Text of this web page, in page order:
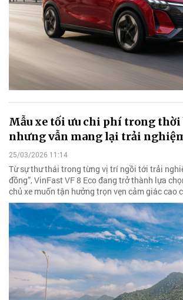
Mẫu xe tối ưu chi phí trong thời
nhưng vẫn mang lại trải
25/03/2026 11:14
Từ sự thư thái trong từng vị trí ngồi tới trải
đồng”, VinFast VF 8 Eco đang trở thành lựa
chủ xe muốn tận hưởng trọn vẹn cảm giác cao